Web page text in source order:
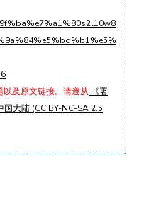
及原文链接。请遵从 《署
大陆 (CC BY-NC-SA 2.5